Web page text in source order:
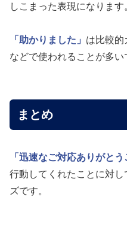
しこまった表現になります
「助かりました」 は比較的
などで使われることが多い
まとめ
「迅速なご対応ありがとう
行動してくれたことに対
ズです。